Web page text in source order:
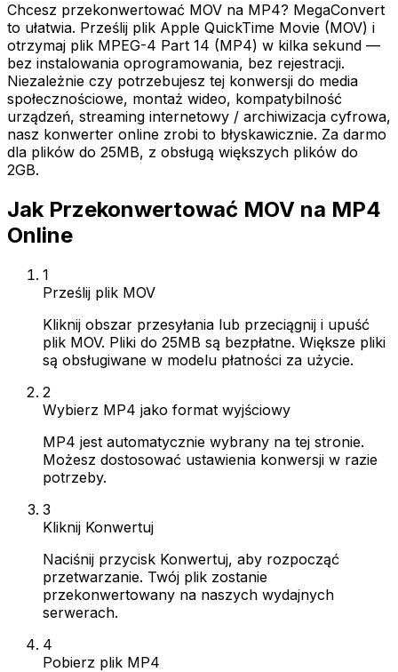
Chcesz przekonwertować MOV na MP4? MegaConvert
to ułatwia. Prześlij plik Apple QuickTime Movie (MOV) i
otrzymaj plik MPEG-4 Part 14 (MP4) w kilka sekund —
bez instalowania oprogramowania, bez rejestracji.
Niezależnie czy potrzebujesz tej konwersji do media
społecznościowe, montaż wideo, kompatybilność
urządzeń, streaming internetowy / archiwizacja cyfrowa,
nasz konwerter online zrobi to błyskawicznie. Za darmo
dla plików do 25MB, z obsługą większych plików do
2GB.
Jak Przekonwertować MOV na MP4
Online
1
Prześlij plik MOV
Kliknij obszar przesyłania lub przeciągnij i upuść
plik MOV. Pliki do 25MB są bezpłatne. Większe pliki
są obsługiwane w modelu płatności za użycie.
2
Wybierz MP4 jako format wyjściowy
MP4 jest automatycznie wybrany na tej stronie.
Możesz dostosować ustawienia konwersji w razie
potrzeby.
3
Kliknij Konwertuj
Naciśnij przycisk Konwertuj, aby rozpocząć
przetwarzanie. Twój plik zostanie
przekonwertowany na naszych wydajnych
serwerach.
4
Pobierz plik MP4